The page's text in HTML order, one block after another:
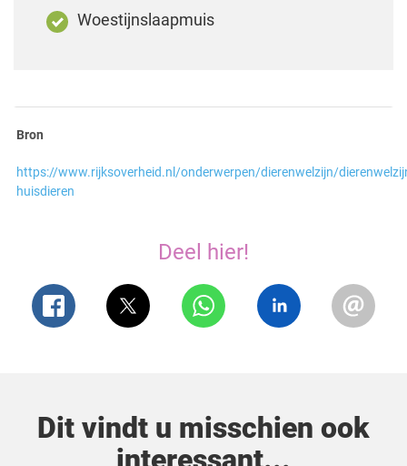
Woestijnslaapmuis
Bron
https://www.rijksoverheid.nl/onderwerpen/dierenwelzijn/
huisdieren
Deel hier!
Dit vindt u misschien ook